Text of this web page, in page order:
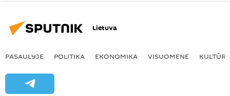
Lietuva
PASAULYJE POLITIKA EKONOMIKA VISUOMENĖ KULTŪRA